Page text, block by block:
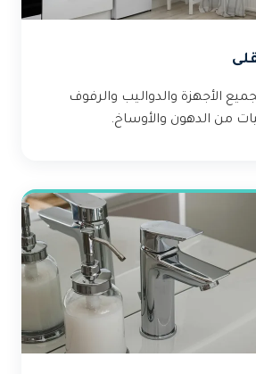
الأجهزة والدواليب والرفوف
من الدهون والأوساخ.